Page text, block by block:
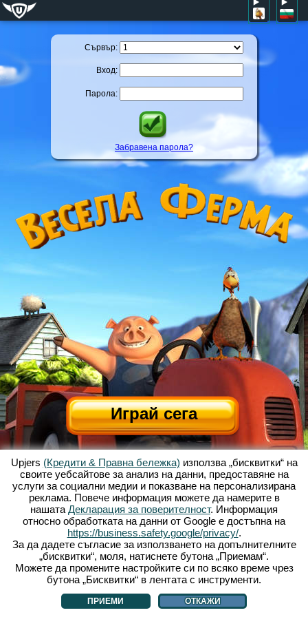
Сървър:
Вход:
Парола:
Забравена парола?
Играй сега
За Весела Ферма |Историята зад тази уеб базирана игра |Опциите
УЗП| Контакти/Кредити|Защита на личните данни |Правила|Форум|
Поддръжка|My Free Farm 2 App|Google Play|App Store|
Уеб игри - upjers.com|Управлявай Бисквитки
Upjers (Кредити & Правна бележка) използва „бисквитки“ на
своите уебсайтове за анализ на данни, предоставяне на
услуги за социални медии и показване на персонализирана
реклама. Повече информация можете да намерите в
нашата Декларация за поверителност. Информация
относно обработката на данни от Google е достъпна на
https://business.safety.google/privacy/.
За да дадете съгласие за използването на допълнителните
„бисквитки“, моля, натиснете бутона „Приемам“.
Можете да промените настройките си по всяко време чрез
бутона „Бисквитки“ в лентата с инструменти.
ПРИЕМИ ОТКАЖИ